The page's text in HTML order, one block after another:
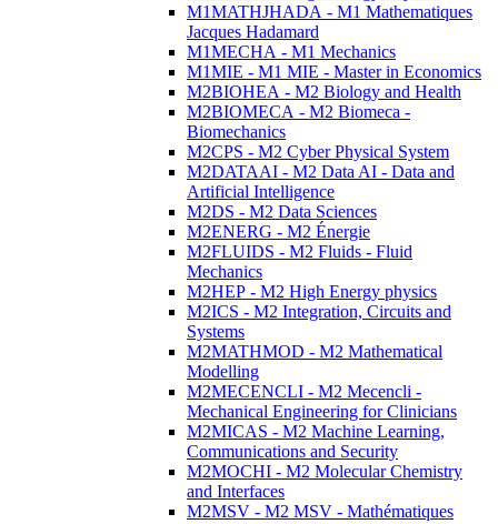
M1MATHJHADA - M1 Mathematiques
Jacques Hadamard
M1MECHA - M1 Mechanics
M1MIE - M1 MIE - Master in Economics
M2BIOHEA - M2 Biology and Health
M2BIOMECA - M2 Biomeca -
Biomechanics
M2CPS - M2 Cyber Physical System
M2DATAAI - M2 Data AI - Data and
Artificial Intelligence
M2DS - M2 Data Sciences
M2ENERG - M2 Énergie
M2FLUIDS - M2 Fluids - Fluid
Mechanics
M2HEP - M2 High Energy physics
M2ICS - M2 Integration, Circuits and
Systems
M2MATHMOD - M2 Mathematical
Modelling
M2MECENCLI - M2 Mecencli -
Mechanical Engineering for Clinicians
M2MICAS - M2 Machine Learning,
Communications and Security
M2MOCHI - M2 Molecular Chemistry
and Interfaces
M2MSV - M2 MSV - Mathématiques